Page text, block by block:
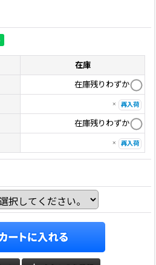
在庫
在庫残りわずか
× 再入荷
在庫残りわずか
× 再入荷